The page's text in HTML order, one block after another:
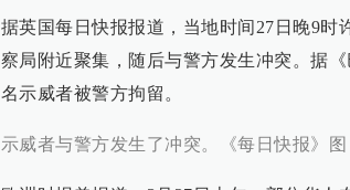
据英国每日快报报道，当地时间27日晚9时
察局附近聚集，随后与警方发生冲突。据
名示威者被警方拘留。
示威者与警方发生了冲突。《每日快报》图